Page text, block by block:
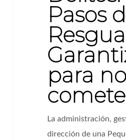
Pasos
para no
La administración,
dirección de una